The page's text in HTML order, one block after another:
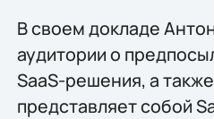
В своем докладе
аудитории о
SaaS-решения, а
представляет собой